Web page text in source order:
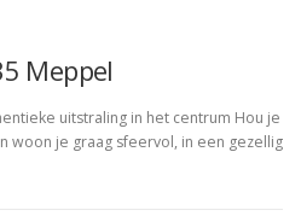
Meppel
uitstraling in het centrum Hou je
woon je graag sfeervol, in een gezellig